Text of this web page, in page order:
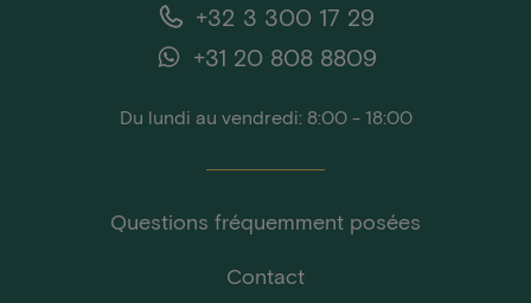
+32 3 300 17 29
+31 20 808 8809
Du lundi au vendredi: 8:00 - 18:00
Questions fréquemment posées
Contact